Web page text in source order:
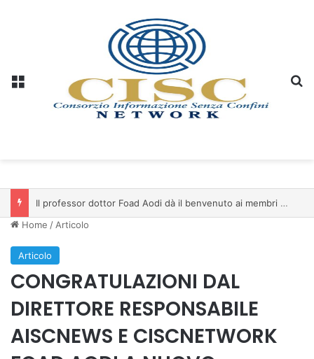
Il professor dottor Foad Aodi dà il benvenuto ai membri del Comitato per le Scienze delle Piramidi e le Scienze Archeologiche…
Home / Articolo
Articolo
CONGRATULAZIONI DAL
DIRETTORE RESPONSABILE
AISCNEWS E CISCNETWORK